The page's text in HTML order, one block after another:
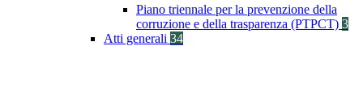
Piano triennale per la prevenzione della
corruzione e della trasparenza (PTPCT) 3
Atti generali 34